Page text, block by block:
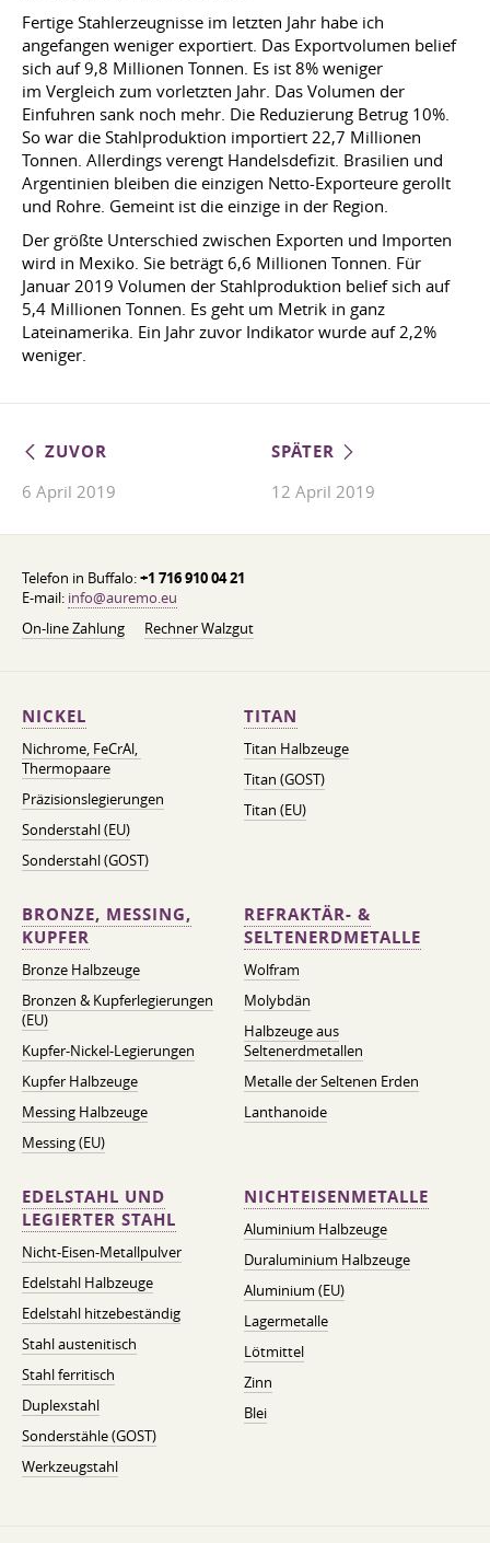
Fertige Stahlerzeugnisse im letzten Jahr habe ich
angefangen weniger exportiert. Das Exportvolumen belief
sich auf 9,8 Millionen Tonnen. Es ist 8% weniger
im Vergleich zum vorletzten Jahr. Das Volumen der
Einfuhren sank noch mehr. Die Reduzierung Betrug 10%.
So war die Stahlproduktion importiert 22,7 Millionen
Tonnen. Allerdings verengt Handelsdefizit. Brasilien und
Argentinien bleiben die einzigen Netto-Exporteure gerollt
und Rohre. Gemeint ist die einzige in der Region.
Der größte Unterschied zwischen Exporten und Importen
wird in Mexiko. Sie beträgt 6,6 Millionen Tonnen. Für
Januar 2019 Volumen der Stahlproduktion belief sich auf
5,4 Millionen Tonnen. Es geht um Metrik in ganz
Lateinamerika. Ein Jahr zuvor Indikator wurde auf 2,2%
weniger.
ZUVOR
6 April 2019
SPÄTER
12 April 2019
Telefon in Buffalo:+1 716 910 04 21
E-mail: info@auremo.eu
On-line Zahlung
Rechner Walzgut
NICKEL
Nichrome, FeСrAl, ​​
Thermopaare
Präzisionslegierungen
Sonderstahl (EU)
Sonderstahl (GOST)
TITAN
Titan Halbzeuge
Titan (GOST)
Titan (EU)
BRONZE, MESSING,
KUPFER
Bronze Halbzeuge
Bronzen & Kupferlegierungen
(EU)
Kupfer-Nickel-Legierungen
Kupfer Halbzeuge
Messing Halbzeuge
Messing (EU)
REFRAKTÄR- &
SELTENERDMETALLE
Wolfram
Molybdän
Halbzeuge aus
Seltenerdmetallen
Metalle der Seltenen Erden
Lanthanoide
EDELSTAHL UND
LEGIERTER STAHL
Nicht-Eisen-Metallpulver
Edelstahl Halbzeuge
Edelstahl hitzebeständig
Stahl austenitisch
Stahl ferritisch
Duplexstahl
Sonderstähle (GOST)
Werkzeugstahl
NICHTEISENMETALLE
Aluminium Halbzeuge
Duraluminium Halbzeuge
Aluminium (EU)
Lagermetalle
Lötmittel
Zinn
Blei